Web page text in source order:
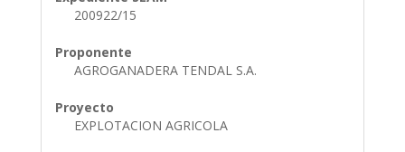
200922/15
Proponente
AGROGANADERA TENDAL S.A.
Proyecto
EXPLOTACION AGRICOLA